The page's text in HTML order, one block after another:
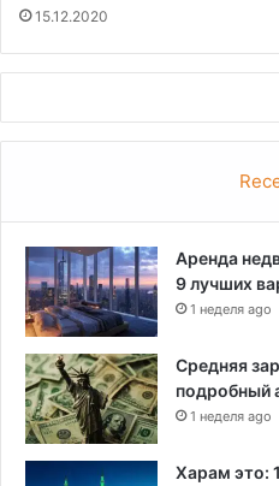
15.12.2020
Аренда
9 лучших
1 неделя ago
Средняя
подробный
1 неделя ago
Харам это: